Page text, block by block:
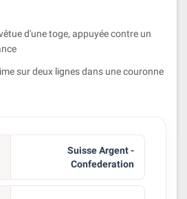
d'une toge, appuyée contre un
sur deux lignes dans une couronne
Suisse Argent -
Confederation